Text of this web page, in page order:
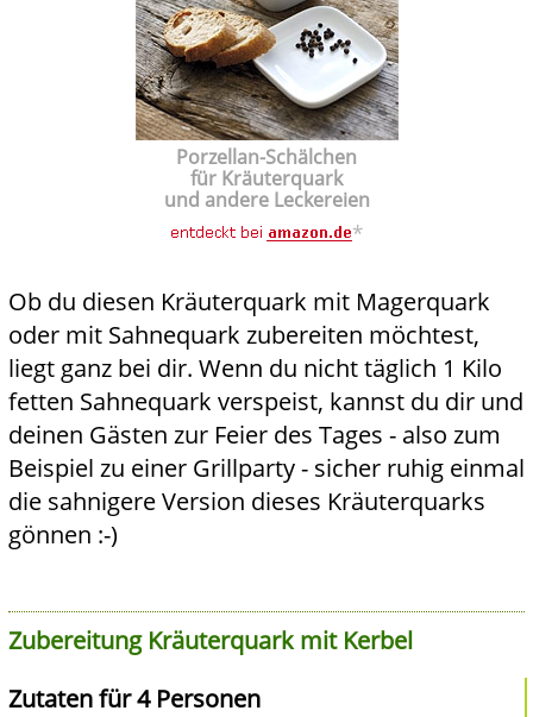
Porzellan-Schälchen
für Kräuterquark
und andere Leckereien
*
Ob du diesen Kräuterquark mit Magerquark
oder mit Sahnequark zubereiten möchtest,
liegt ganz bei dir. Wenn du nicht täglich 1 Kilo
fetten Sahnequark verspeist, kannst du dir und
deinen Gästen zur Feier des Tages - also zum
Beispiel zu einer Grillparty - sicher ruhig einmal
die sahnigere Version dieses Kräuterquarks
gönnen :-)
Zubereitung Kräuterquark mit Kerbel
Zutaten für 4 Personen